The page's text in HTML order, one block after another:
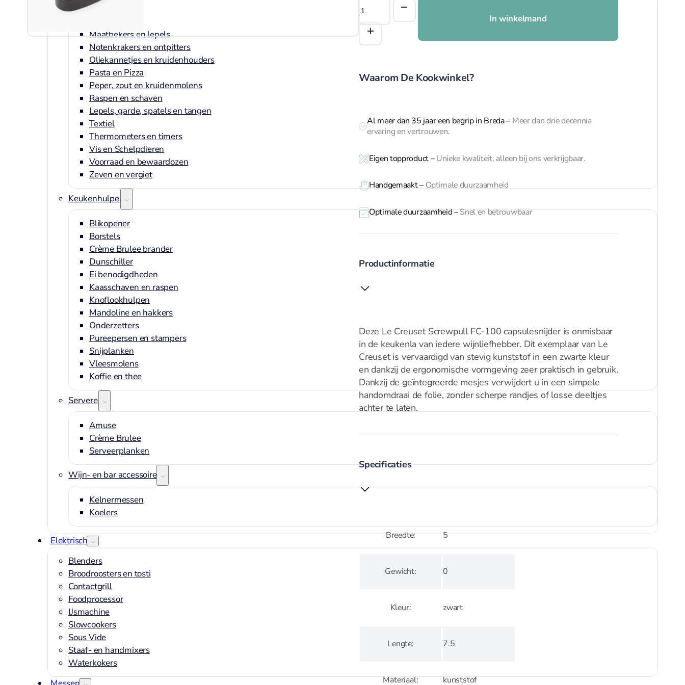
Citruspersen
Maatbekers en lepels
Notenkrakers en ontpitters
Oliekannetjes en kruidenhouders
Pasta en Pizza
Peper, zout en kruidenmolens
Raspen en schaven
Lepels, garde, spatels en tangen
Textiel
Thermometers en timers
Vis en Schelpdieren
Voorraad en bewaardozen
Zeven en vergiet
Keukenhulpen
Blikopener
Borstels
Crème Brulee brander
Dunschiller
Ei benodigdheden
Kaasschaven en raspen
Knoflookhulpen
Mandoline en hakkers
Onderzetters
Pureepersen en stampers
Snijplanken
Vleesmolens
Koffie en thee
Serveren
Amuse
Crème Brulee
Serveerplanken
Wijn- en bar accessoires
Kelnermessen
Koelers
Elektrisch
Blenders
Broodroosters en tosti
Contactgrill
Foodprocessor
IJsmachine
Slowcookers
Sous Vide
Staaf- en handmixers
Waterkokers
Creuset
loodsnijder
FC-
In winkelmand
Waarom De Kookwinkel?
Al meer dan 35 jaar een begrip in Breda– Meer dan drie decennia
ervaring en vertrouwen.
Eigen topproduct–Unieke kwaliteit, alleen bij ons verkrijgbaar.
Handgemaakt –Optimale duurzaamheid
Optimale duurzaamheid –Snel en betrouwbaar
Productinformatie
Deze Le Creuset Screwpull FC-100 capsulesnijder is onmisbaar
in de keukenla van iedere wijnliefhebber. Dit exemplaar van Le
Creuset is vervaardigd van stevig kunststof in een zwarte kleur
en dankzij de ergonomische vormgeving zeer praktisch in gebruik.
Dankzij de geïntegreerde mesjes verwijdert u in een simpele
handomdraai de folie, zonder scherpe randjes of losse deeltjes
achter te laten.
Specificaties
Breedte 5
Gewicht 0
Kleur zwart
Lengte 7.5
Materiaal kunststof